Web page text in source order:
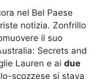
nel Bel Paese
notizia. Zonfrillo
il suo
Secrets and
Lauren e ai due
scozzese si stava